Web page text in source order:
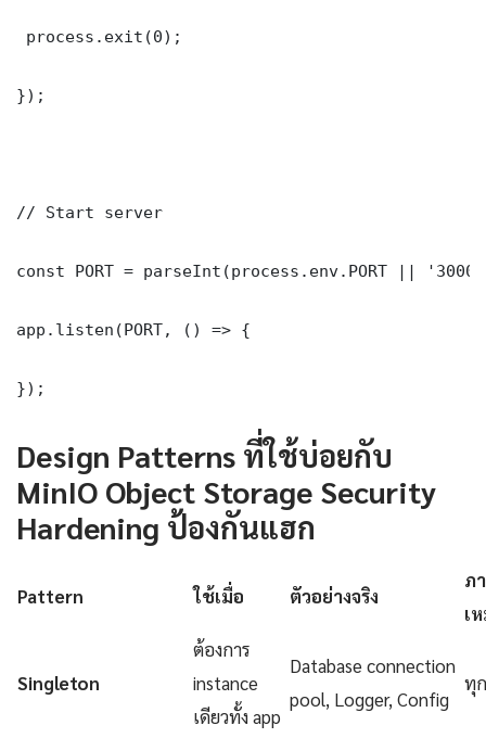
process.exit(0);
});
// Start server
const PORT = parseInt(process.env.PORT ||
app.listen(PORT, () => {
});
Design Patterns ที่ใช้บ่อยกับ
MinIO Object Storage Security
Hardening ป้องกันแฮก
Pattern ใช้เมื่อ ตัวอย่างจริง
ภ
เ
Singleton
ต้องการ
instance
เดียวทั้ง app
Database connection
pool, Logger, Config
ทุ